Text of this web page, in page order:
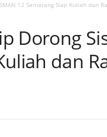
12 Semarang Siap Kuliah dan
Dorong
dan